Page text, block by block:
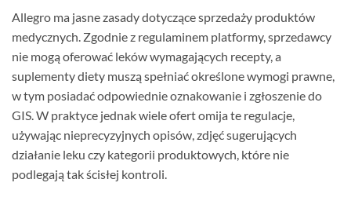
Allegro ma jasne zasady dotyczące sprzedaży produktów
medycznych. Zgodnie z regulaminem platformy, sprzedawcy
nie mogą oferować leków wymagających recepty, a
suplementy diety muszą spełniać określone wymogi prawne,
w tym posiadać odpowiednie oznakowanie i zgłoszenie do
GIS. W praktyce jednak wiele ofert omija te regulacje,
używając nieprecyzyjnych opisów, zdjęć sugerujących
działanie leku czy kategorii produktowych, które nie
podlegają tak ścisłej kontroli.